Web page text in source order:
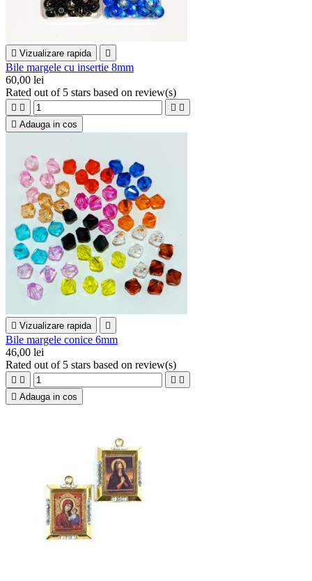
 Vizualizare rapida 
Bile margele cu insertie 8mm
60,00 lei
Rated out of 5 stars based on review(s)
   
 Adauga in cos
 Vizualizare rapida 
Bile margele conice 6mm
46,00 lei
Rated out of 5 stars based on review(s)
   
 Adauga in cos